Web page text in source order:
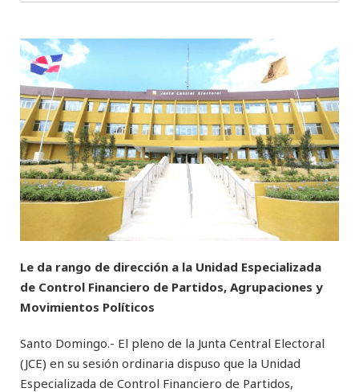
Le da rango de dirección a la Unidad Especializada
de Control Financiero de Partidos, Agrupaciones y
Movimientos Políticos
Santo Domingo.- El pleno de la Junta Central Electoral
(JCE) en su sesión ordinaria dispuso que la Unidad
Especializada de Control Financiero de Partidos,